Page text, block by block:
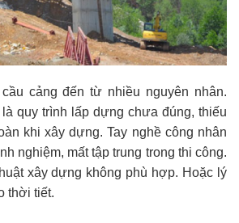
cảng đến từ nhiều nguyên nhân.
quy trình lấp dựng chưa đúng, thiếu
khi xây dựng. Tay nghề công nhân
nghiệm, mất tập trung trong thi công.
xây dựng không phù hợp. Hoặc lý
thời tiết.